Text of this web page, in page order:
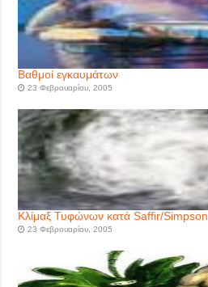
Βαθμοί εγκαυμάτων
23 Φεβρουαρίου, 2005
Κλίμαξ Τυφώνων κατά Saffir/Simpson
23 Φεβρουαρίου, 2005